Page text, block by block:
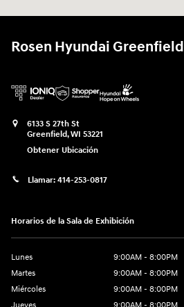
Rosen Hyundai Greenfield
6133 S 27th St
Greenfield,WI 53221
Obtener Ubicación
Llamar: 414-253-0817
Horarios de la Sala de Exhibición
Lunes
9:00AM - 8:00PM
Martes
9:00AM - 8:00PM
Miércoles
9:00AM - 8:00PM